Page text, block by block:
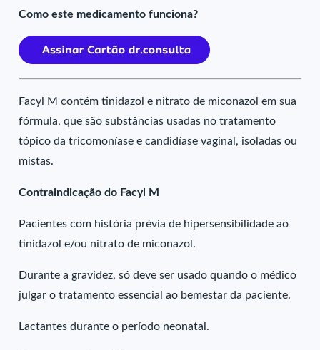
Como este medicamento funciona?
Facyl M contém tinidazol e nitrato de miconazol em sua
fórmula, que são substâncias usadas no tratamento
tópico da tricomoníase e candidíase vaginal, isoladas ou
mistas.
Contraindicação do Facyl M
Pacientes com história prévia de hipersensibilidade ao
tinidazol e/ou nitrato de miconazol.
Durante a gravidez, só deve ser usado quando o médico
julgar o tratamento essencial ao bemestar da paciente.
Lactantes durante o período neonatal.